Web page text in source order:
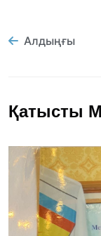
Алдыңғы
Қатысты